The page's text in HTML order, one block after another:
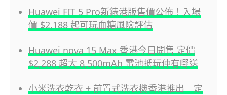
Huawei FIT 5 Pro新錶港版售價公佈！入場
價 $2,188 起可玩血糖風險評估
Huawei nova 15 Max 香港今日開售 定價
$2,288 超大 8,500mAh 電池抵玩仲有嘢送
小米洗衣乾衣 + 前置式洗衣機香港推出 定